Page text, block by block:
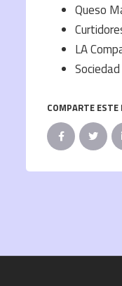
Queso
LA
COMPARTE ESTE